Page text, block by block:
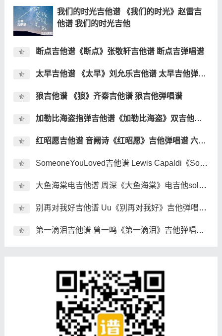
我们的时光吉他谱 《我们的时光》赵雷吉
他谱 我们的时光吉他
断点吉他谱《断点》张敬轩吉他谱 断点吉弹唱谱
太早吉他谱 《太早》刘允乐吉他谱 太早吉他弹唱谱
狼吉他谱 《狼》齐秦吉他谱 狼吉他弹唱谱
加勒比海盗指弹吉他谱《加勒比海盗》双吉他指弹吉他谱
红昭愿吉他谱 音阙诗《红昭愿》吉他弹唱谱 六线谱
SomeoneYouLoved吉他谱 Lewis Capaldi《Someone You Loved》吉他弹唱谱
大鱼海棠电吉他谱 周深《大鱼海棠》电吉他solo谱 独奏谱
别再对我好吉他谱 Uu《别再对我好》吉他弹唱谱 六线谱
第一滴泪吉他谱 曾一鸣《第一滴泪》吉他弹唱谱 六线谱